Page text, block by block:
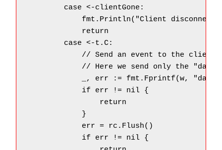
        case <-clientGone:
fmt.Println("Client
            return
        case <-t.C:
            // Send an event to the client
// Here we send only the
_, err := fmt.Fprintf(w,
            if err != nil {
                return
            }
            err = rc.Flush()
            if err != nil {